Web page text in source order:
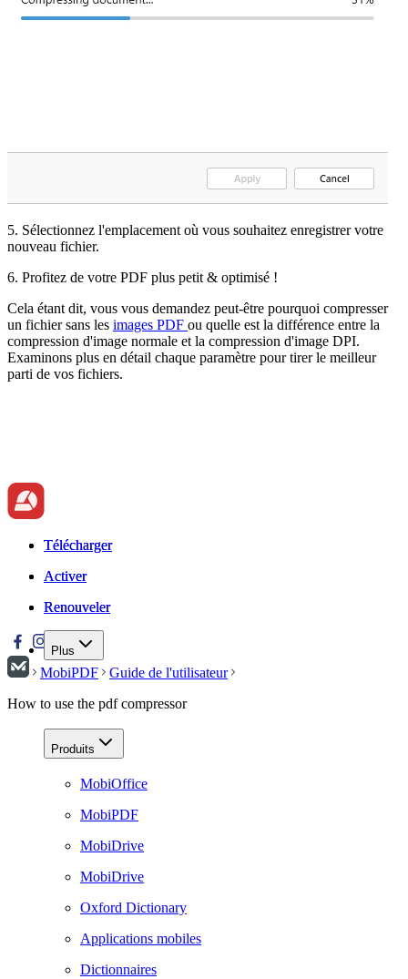
5. Sélectionnez l'emplacement où vous souhaitez enregistrer votre
nouveau fichier.
6. Profitez de votre PDF plus petit & optimisé !
Cela étant dit, vous vous demandez peut-être pourquoi compresser
un fichier sans les images PDF ou quelle est la différence entre la
compression d'image normale et la compression d'image DPI.
Examinons plus en détail chaque paramètre pour tirer le meilleur
parti de vos fichiers.
Télécharger
Activer
Renouveler
Plus
Télécharger
Activer
Renouveler
MobiPDF
Guide de l'utilisateur
How to use the pdf compressor
Produits
MobiOffice
MobiPDF
MobiDrive
MobiDrive
Oxford Dictionary
Applications mobiles
Dictionnaires